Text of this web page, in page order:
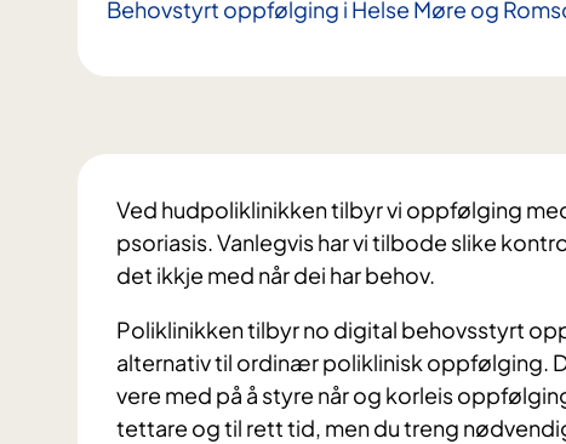
Behovstyrt oppfølging i Helse Møre og
Ved hudpoliklinikken tilbyr vi oppfølging
psoriasis. Vanlegvis har vi tilbode slike
det ikkje med når dei har behov.
Poliklinikken tilbyr no digital behovsstyrt
alternativ til ordinær poliklinisk oppfølging.
vere med på å styre når og korleis
tettare og til rett tid, men du treng